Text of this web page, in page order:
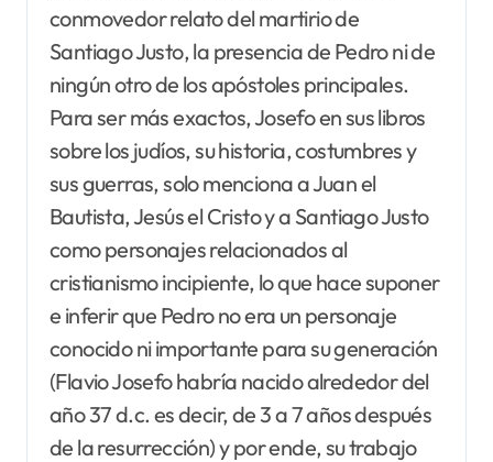
conmovedor relato del martirio de
Santiago Justo, la presencia de Pedro ni de
ningún otro de los apóstoles principales.
Para ser más exactos, Josefo en sus libros
sobre los judíos, su historia, costumbres y
sus guerras, solo menciona a Juan el
Bautista, Jesús el Cristo y a Santiago Justo
como personajes relacionados al
cristianismo incipiente, lo que hace suponer
e inferir que Pedro no era un personaje
conocido ni importante para su generación
(Flavio Josefo habría nacido alrededor del
año 37 d.c. es decir, de 3 a 7 años después
de la resurrección) y por ende, su trabajo